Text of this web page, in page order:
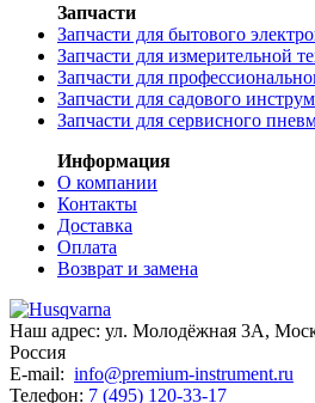
Запчасти
Запчасти для бытового
Запчасти для измерительной
Запчасти для
Запчасти для садового
Запчасти для сервисного
Информация
О компании
Контакты
Доставка
Оплата
Возврат и замена
Наш адрес: ул. Молодёжная 3А,
Россия
E-mail: info@premium-instrument.ru
Телефон: 7 (495) 120-33-17